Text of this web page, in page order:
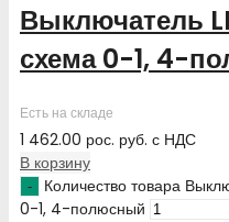
Выключатель
схема 0-1, 4-
Есть на складе
1 462.00 рос. руб. с НДС
В корзину
Количество товара
0-1, 4-полюсный